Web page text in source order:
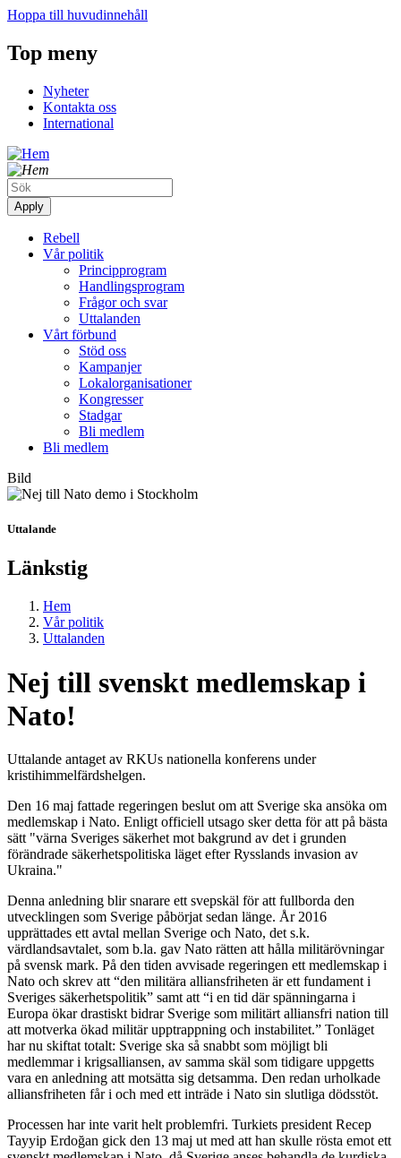
Hoppa till huvudinnehåll
Top meny
Nyheter
Kontakta oss
International
Rebell
Vår politik
Principprogram
Handlingsprogram
Frågor och svar
Uttalanden
Vårt förbund
Stöd oss
Kampanjer
Lokalorganisationer
Kongresser
Stadgar
Bli medlem
Bli medlem
Bild
Uttalande
Länkstig
Hem
Vår politik
Uttalanden
Nej till svenskt medlemskap i
Nato!
Uttalande antaget av RKUs nationella konferens under
kristihimmelfärdshelgen.
Den 16 maj fattade regeringen beslut om att Sverige ska ansöka om
medlemskap i Nato. Enligt officiell utsago sker detta för att på bästa
sätt "värna Sveriges säkerhet mot bakgrund av det i grunden
förändrade säkerhetspolitiska läget efter Rysslands invasion av
Ukraina."
Denna anledning blir snarare ett svepskäl för att fullborda den
utvecklingen som Sverige påbörjat sedan länge. År 2016
upprättades ett avtal mellan Sverige och Nato, det s.k.
värdlandsavtalet, som b.la. gav Nato rätten att hålla militärövningar
på svensk mark. På den tiden avvisade regeringen ett medlemskap i
Nato och skrev att “den militära alliansfriheten är ett fundament i
Sveriges säkerhetspolitik” samt att “i en tid där spänningarna i
Europa ökar drastiskt bidrar Sverige som militärt alliansfri nation till
att motverka ökad militär upptrappning och instabilitet.” Tonläget
har nu skiftat totalt: Sverige ska så snabbt som möjligt bli
medlemmar i krigsalliansen, av samma skäl som tidigare uppgetts
vara en anledning att motsätta sig detsamma. Den redan urholkade
alliansfriheten får i och med ett inträde i Nato sin slutliga dödsstöt.
Processen har inte varit helt problemfri. Turkiets president Recep
Tayyip Erdoğan gick den 13 maj ut med att han skulle rösta emot ett